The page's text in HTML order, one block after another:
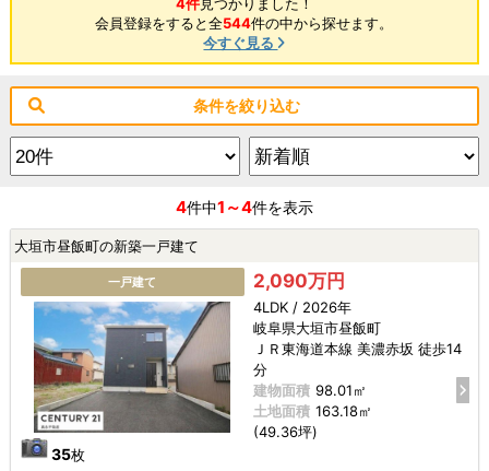
会員登録をすると全544件の中から探せます。
今すぐ見る
条件を絞り込む
4件中1～4件を表示
大垣市昼飯町の新築一戸建て
一戸建て
35枚
2,090万円
4LDK / 2026年
岐阜県大垣市昼飯町
ＪＲ東海道本線 美濃赤坂 徒歩14
分
建物面積 98.01㎡
土地面積 163.18㎡
(49.36坪)